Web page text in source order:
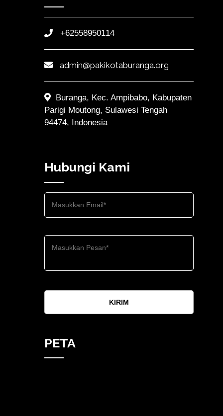
+62558950114
admin@pakikotaburanga.org
Buranga, Kec. Ampibabo, Kabupaten
Parigi Moutong, Sulawesi Tengah
94474, Indonesia
Hubungi Kami
KIRIM
PETA